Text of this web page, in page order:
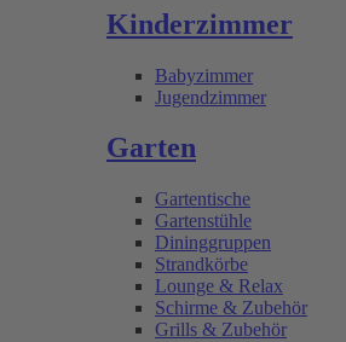
Kinderzimmer
Babyzimmer
Jugendzimmer
Garten
Gartentische
Gartenstühle
Dininggruppen
Strandkörbe
Lounge & Relax
Schirme & Zubehör
Grills & Zubehör